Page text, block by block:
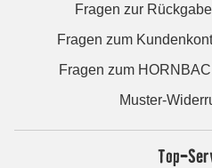
Fragen zur
Fragen zum
Fragen zum
Muster-
Top-